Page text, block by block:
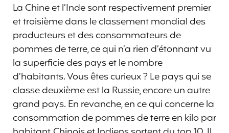
La Chine et l’Inde sont respectivement premier
et troisième dans le classement mondial des
producteurs et des consommateurs de
pommes de terre, ce qui n’a rien d’étonnant vu
la superficie des pays et le nombre
d’habitants. Vous êtes curieux ? Le pays qui se
classe deuxième est la Russie, encore un autre
grand pays. En revanche, en ce qui concerne la
consommation de pommes de terre en kilo par